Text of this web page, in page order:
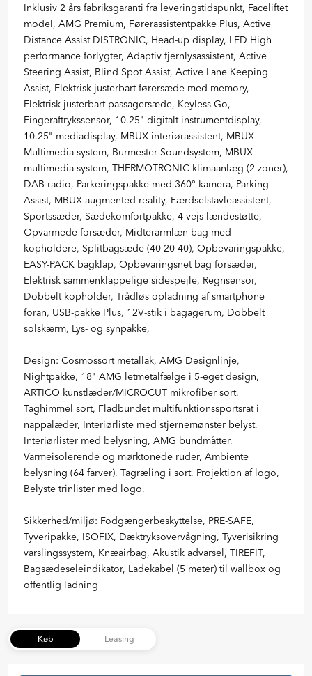
Inklusiv 2 års fabriksgaranti fra leveringstidspunkt, Faceliftet
model, AMG Premium, Førerassistentpakke Plus, Active
Distance Assist DISTRONIC, Head-up display, LED High
performance forlygter, Adaptiv fjernlysassistent, Active
Steering Assist, Blind Spot Assist, Active Lane Keeping
Assist, Elektrisk justerbart førersæde med memory,
Elektrisk justerbart passagersæde, Keyless Go,
Fingeraftrykssensor, 10.25" digitalt instrumentdisplay,
10.25" mediadisplay, MBUX interiørassistent, MBUX
Multimedia system, Burmester Soundsystem, MBUX
multimedia system, THERMOTRONIC klimaanlæg (2 zoner),
DAB-radio, Parkeringspakke med 360° kamera, Parking
Assist, MBUX augmented reality, Færdselstavleassistent,
Sportssæder, Sædekomfortpakke, 4-vejs lændestøtte,
Opvarmede forsæder, Midterarmlæn bag med
kopholdere, Splitbagsæde (40-20-40), Opbevaringspakke,
EASY-PACK bagklap, Opbevaringsnet bag forsæder,
Elektrisk sammenklappelige sidespejle, Regnsensor,
Dobbelt kopholder, Trådløs opladning af smartphone
foran, USB-pakke Plus, 12V-stik i bagagerum, Dobbelt
solskærm, Lys- og synpakke,
Design: Cosmossort metallak, AMG Designlinje,
Nightpakke, 18" AMG letmetalfælge i 5-eget design,
ARTICO kunstlæder/MICROCUT mikrofiber sort,
Taghimmel sort, Fladbundet multifunktionssportsrat i
nappalæder, Interiørliste med stjernemønster belyst,
Interiørlister med belysning, AMG bundmåtter,
Varmeisolerende og mørktonede ruder, Ambiente
belysning (64 farver), Tagræling i sort, Projektion af logo,
Belyste trinlister med logo,
Sikkerhed/miljø: Fodgængerbeskyttelse, PRE-SAFE,
Tyveripakke, ISOFIX, Dæktryksovervågning, Tyverisikring
varslingssystem, Knæairbag, Akustik advarsel, TIREFIT,
Bagsædeseleindikator, Ladekabel (5 meter) til wallbox og
offentlig ladning
Køb Leasing